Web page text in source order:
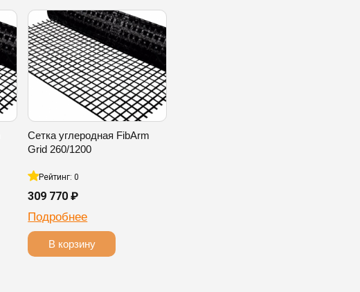
Сетка углеродная FibArm
Grid 260/1200
Рейтинг: 0
309 770 ₽
Подробнее
В корзину